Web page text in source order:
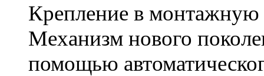
Крепление в монтажную
Механизм нового
помощью